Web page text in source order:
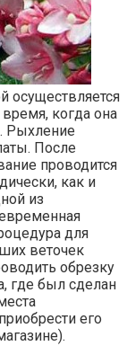
осуществляется
когда она
Рыхление
После
проводится
как и
из
для
веточек
обрезку
где был сделан
его